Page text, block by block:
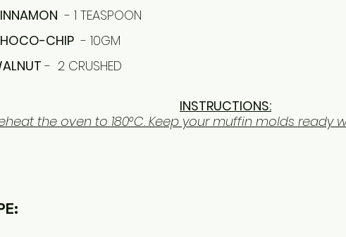
  - 1 TEASPOON
CHIP
  - 10GM
-  2 CRUSHED
INSTRUCTIONS:
the oven to 180°C. Keep your muffin molds ready